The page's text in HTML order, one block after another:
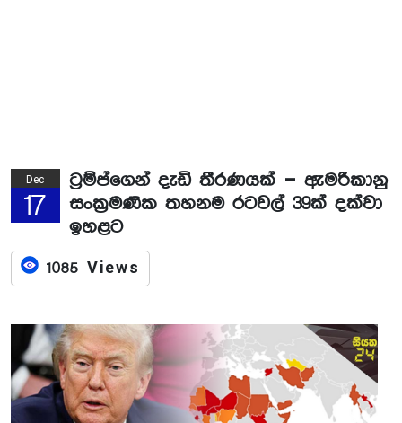
Dec
17
ට්‍රම්ප්ගෙන් දැඩි තීරණයක් – ඇමරිකානු
සංක්‍රමණික තහනම රටවල් 39ක් දක්වා
ඉහළට
1085 Views